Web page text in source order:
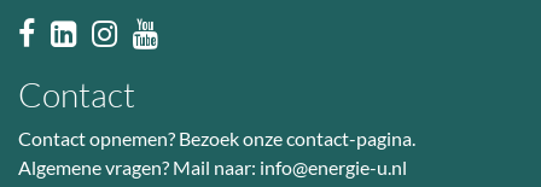
Contact
Contact opnemen? Bezoekonze contact-pagina.
Algemene vragen? Mail naar: info@energie-u.nl